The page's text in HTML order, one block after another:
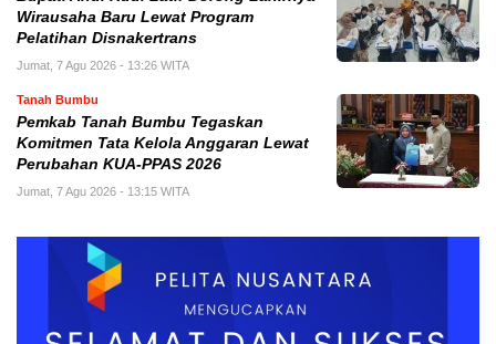
Wirausaha Baru Lewat Program
Pelatihan Disnakertrans
Jumat, 7 Agu 2026 - 13:26 WITA
Tanah Bumbu
Pemkab Tanah Bumbu Tegaskan
Komitmen Tata Kelola Anggaran Lewat
Perubahan KUA-PPAS 2026
Jumat, 7 Agu 2026 - 13:15 WITA